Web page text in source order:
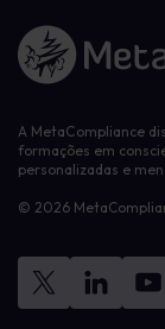
Ligação à página inicial
A MetaCompliance
formações em
personalizadas e
© 2026